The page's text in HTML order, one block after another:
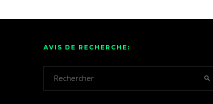
AVIS DE RECHERCHE: